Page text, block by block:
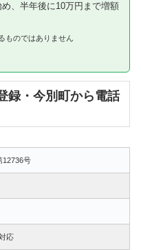
、半年後に10万円まで増額
ものではありません
録・今別町から電話
12736号
応